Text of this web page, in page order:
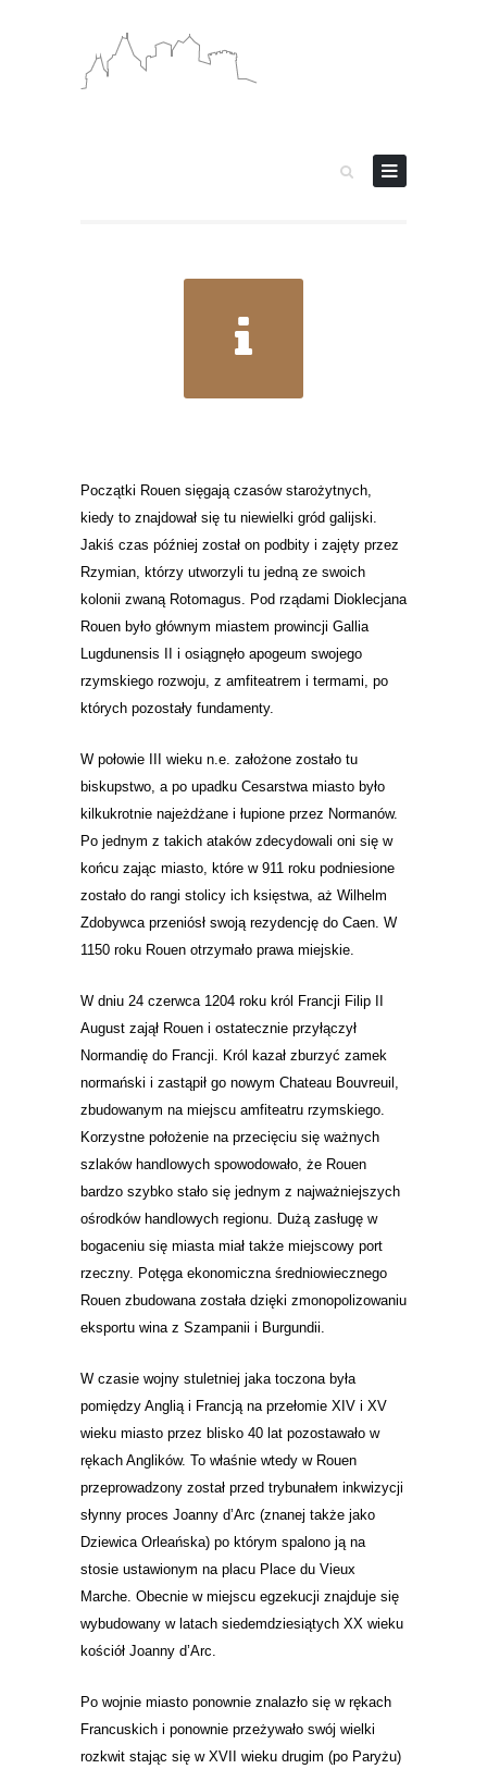
Początki Rouen sięgają czasów starożytnych,
kiedy to znajdował się tu niewielki gród galijski.
Jakiś czas później został on podbity i zajęty przez
Rzymian, którzy utworzyli tu jedną ze swoich
kolonii zwaną Rotomagus. Pod rządami Dioklecjana
Rouen było głównym miastem prowincji Gallia
Lugdunensis II i osiągnęło apogeum swojego
rzymskiego rozwoju, z amfiteatrem i termami, po
których pozostały fundamenty.
W połowie III wieku n.e. założone zostało tu
biskupstwo, a po upadku Cesarstwa miasto było
kilkukrotnie najeżdżane i łupione przez Normanów.
Po jednym z takich ataków zdecydowali oni się w
końcu zając miasto, które w 911 roku podniesione
zostało do rangi stolicy ich księstwa, aż Wilhelm
Zdobywca przeniósł swoją rezydencję do Caen. W
1150 roku Rouen otrzymało prawa miejskie.
W dniu 24 czerwca 1204 roku król Francji Filip II
August zajął Rouen i ostatecznie przyłączył
Normandię do Francji. Król kazał zburzyć zamek
normański i zastąpił go nowym Chateau Bouvreuil,
zbudowanym na miejscu amfiteatru rzymskiego.
Korzystne położenie na przecięciu się ważnych
szlaków handlowych spowodowało, że Rouen
bardzo szybko stało się jednym z najważniejszych
ośrodków handlowych regionu. Dużą zasługę w
bogaceniu się miasta miał także miejscowy port
rzeczny. Potęga ekonomiczna średniowiecznego
Rouen zbudowana została dzięki zmonopolizowaniu
eksportu wina z Szampanii i Burgundii.
W czasie wojny stuletniej jaka toczona była
pomiędzy Anglią i Francją na przełomie XIV i XV
wieku miasto przez blisko 40 lat pozostawało w
rękach Anglików. To właśnie wtedy w Rouen
przeprowadzony został przed trybunałem inkwizycji
słynny proces Joanny d’Arc (znanej także jako
Dziewica Orleańska) po którym spalono ją na
stosie ustawionym na placu Place du Vieux
Marche. Obecnie w miejscu egzekucji znajduje się
wybudowany w latach siedemdziesiątych XX wieku
kościół Joanny d’Arc.
Po wojnie miasto ponownie znalazło się w rękach
Francuskich i ponownie przeżywało swój wielki
rozkwit stając się w XVII wieku drugim (po Paryżu)